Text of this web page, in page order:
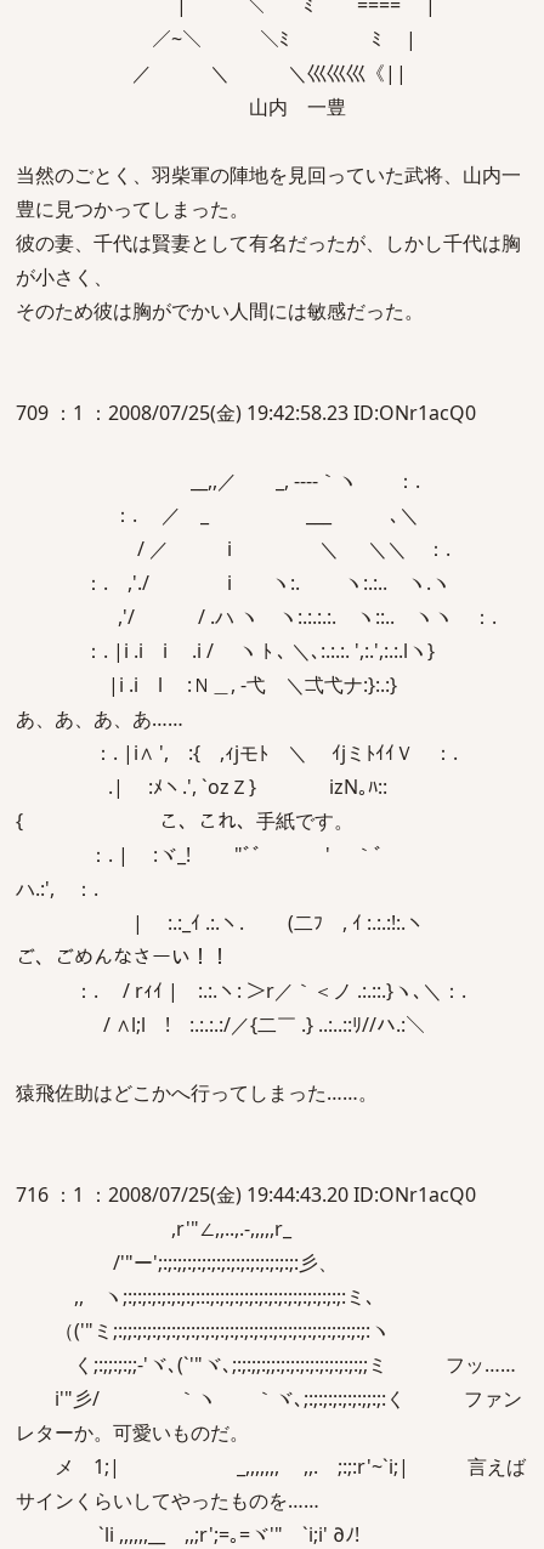
／~＼ ＼ﾐ ﾐ |
／ ＼ ＼巛巛巛《||
山内 一豊
当然のごとく、羽柴軍の陣地を見回っていた武将、山内一
豊に見つかってしまった。
彼の妻、千代は賢妻として有名だったが、しかし千代は胸
が小さく、
そのため彼は胸がでかい人間には敏感だった。
709 ：1 ：2008/07/25(金) 19:42:58.23 ID:ONr1acQ0
__,,／ _, ----｀ヽ ：.
：. ／ _ ___ ､＼
/ ／ i ＼ ＼＼ ：.
：. ,'./ i ヽ:. ヽ:.:.. ヽ.ヽ
,'/ / .ハ ヽ ヽ:.:.:.:. ヽ::.. ヽヽ ：.
：. |i .i i .i / ヽ ﾄ ､ ＼､:.:.:. ',:.',:.:.lヽ}
|i .i l :Ｎ＿, -弋 ＼弌弋ナ:}:.:}
あ、あ、あ、あ……
：. |i∧ ', :{ ,ｨjモﾄ ＼ ｲjミﾄｲｲＶ ：.
.| :ﾒヽ.', `ozＺ} izN｡ﾊ::
{ こ、これ、手紙です。
：. | :ヾ_! ゝ "ﾞﾞ ' ｀ﾞ
ハ.:', ：.
| :.:_ｲ .:.ヽ. (二ﾌ , ｲ :.:.:!:.ヽ
ご、ごめんなさーい！！
：. / rｨｲ | :.:.ヽ: ＞r／｀＜ノ .:.::.}ヽ､＼：.
/ ∧l;l ! :.:.:.:/／{二￣ .} ..:..::ﾘ//ハ.:＼
猿飛佐助はどこかへ行ってしまった……。
716 ：1 ：2008/07/25(金) 19:44:43.20 ID:ONr1acQ0
,r'"∠,,..,.-,,,,,r_
/'"ー';:;:;;:;:;:;:;:;:;:;:;:;:;:;:彡、
,, ヽ;:;:;:;:;:;:;:;:::;:;:;:;:;:;:;:;:;:;:;:;:;:;:ミ､
（('"ミ;:;;:;:;:;:;:;:;:;:;:;:;:;:;:;:;:;:;:;:;:;:;:;:;:;:;:ヽ
く;:;;:;:;;-'ヾ､(`'"ヾ､;:;:;;:;;:;:;:;:;:;:;:;:;:;;ミ フッ……
i'"彡/ ｀ヽ ｀ヾ､;:;:;:;:;:;:;;:;:く ファン
レターか。可愛いものだ。
メ 1;| _,,,,,,, ,,.ゝ;:;:r'~`i;| 言えば
サインくらいしてやったものを……
`li ,,,,,,__ ,,;r';=｡=ヾ'" `i;i' ∂ﾉ!